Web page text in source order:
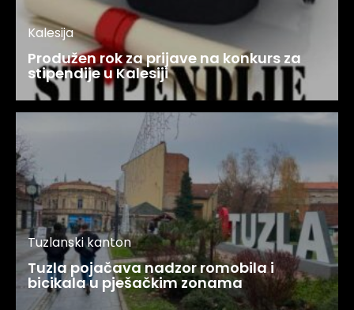
Kalesija
Produžen rok za prijave na konkurs za
stipendije u Kalesiji
Tuzlanski kanton
Tuzla pojačava nadzor romobila i
bicikala u pješačkim zonama